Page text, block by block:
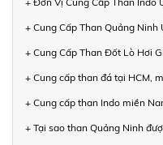
+ Cung Cấp Than Quảng Ninh
+ Cung Cấp Than Đốt Lò Hơi
+ Cung cấp than đá tại HCM,
+ Cung cấp than Indo miền
+ Tại sao than Quảng Ninh